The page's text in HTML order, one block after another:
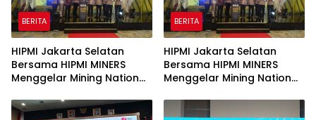
BERITA
HIPMI Jakarta Selatan
Bersama HIPMI MINERS
Menggelar Mining Nation
Indah Golf Jakarta
BERITA
HIPMI Jakarta Selatan
Bersama HIPMI MINERS
Menggelar Mining Nation
Indah Golf Jakarta